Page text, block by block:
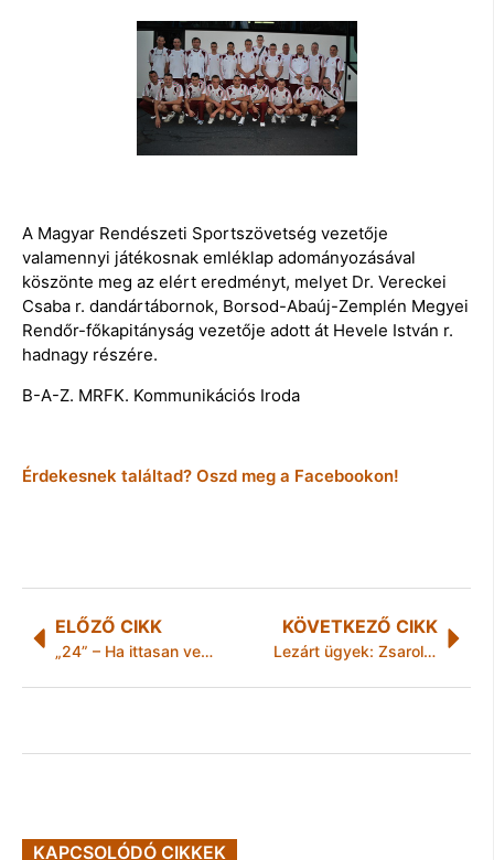
A Magyar Rendészeti Sportszövetség vezetője
valamennyi játékosnak emléklap adományozásával
köszönte meg az elért eredményt, melyet Dr. Vereckei
Csaba r. dandártábornok, Borsod-Abaúj-Zemplén Megyei
Rendőr-főkapitányság vezetője adott át Hevele István r.
hadnagy részére.
B-A-Z. MRFK. Kommunikációs Iroda
Érdekesnek találtad? Oszd meg a Facebookon!
ELŐZŐ CIKK
„24” – Ha ittasan vezet a „jogsi” elveszett!
KÖVETKEZŐ CIKK
Lezárt ügyek: Zsarolás gázriasztóval
KAPCSOLÓDÓ CIKKEK